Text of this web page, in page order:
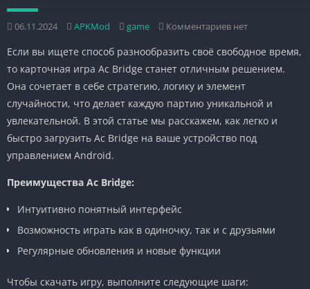
06.11.2024 APKMod game Комментариев нет
Если вы ищете способ разнообразить своё свободное время,
то карточная игра Ac Bridge станет отличным решением.
Она сочетает в себе стратегию, логику и элемент
случайности, что делает каждую партию уникальной и
увлекательной. В этой статье мы расскажем, как легко и
быстро загрузить Ac Bridge на ваше устройство под
управлением Android.
Преимущества Ac Bridge:
Интуитивно понятный интерфейс
Возможность играть как в одиночку, так и с друзьями
Регулярные обновления и новые функции
Чтобы скачать игру, выполните следующие шаги: